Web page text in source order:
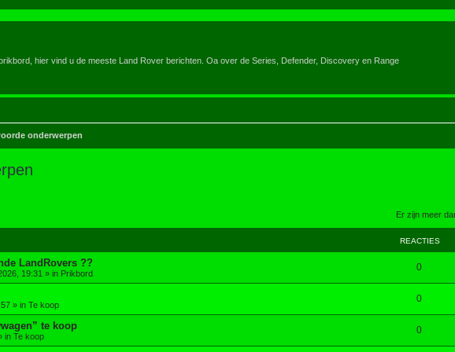
hier vind u de meeste Land Rover berichten. Oa over de Series, Defender, Discovery en Range
onderwerpen
Er zijn meer
REACTIES
LandRovers ??
19:31 » in Prikbord
0
» in Te koop
0
te koop
in Te koop
0